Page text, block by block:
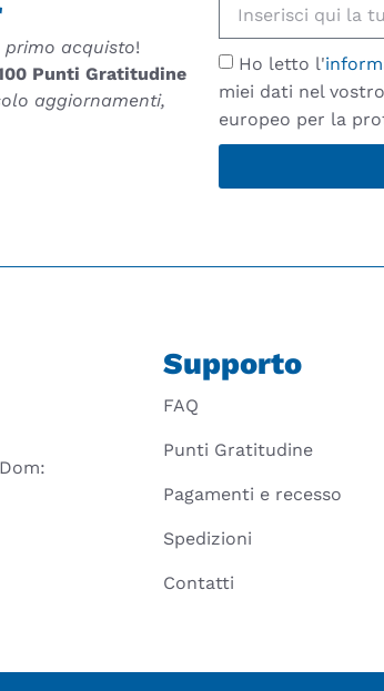
primo acquisto!
Punti Gratitudine
aggiornamenti,
Ho letto l'
miei dati nel
europeo per la
Supporto
FAQ
Punti Gratitudine
Pagamenti e recesso
Spedizioni
Contatti